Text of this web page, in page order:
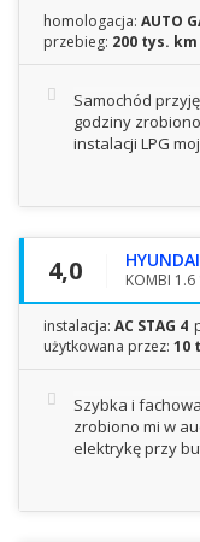
homologacja: AUTO
przebieg: 200 tys. km
Samochód
godziny
instalacji LPG
4,0 KOMBI
instalacja: AC STAG 4
użytkowana przez: 10
Szybka i
zrobiono mi w
elektrykę przy